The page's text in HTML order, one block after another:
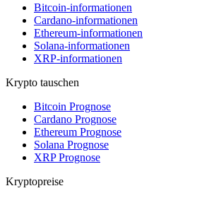
Bitcoin-informationen
Cardano-informationen
Ethereum-informationen
Solana-informationen
XRP-informationen
Krypto tauschen
Bitcoin Prognose
Cardano Prognose
Ethereum Prognose
Solana Prognose
XRP Prognose
Kryptopreise